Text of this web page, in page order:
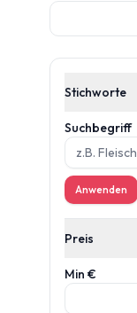
Stichworte
Suchbegriff
Anwenden
Preis
Min €